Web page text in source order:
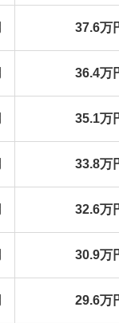
37.6万
36.4万
35.1万
33.8万
32.6万
30.9万
29.6万